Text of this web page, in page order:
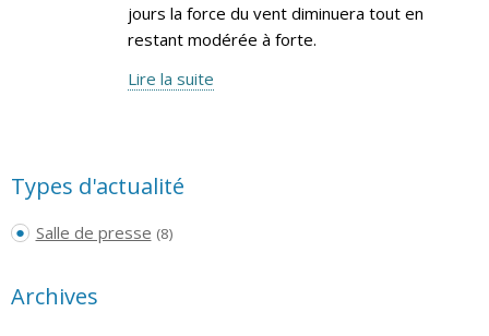
jours la force du vent diminuera tout en
restant modérée à forte.
Lire la suite
Types d'actualité
Salle de presse (8)
Archives